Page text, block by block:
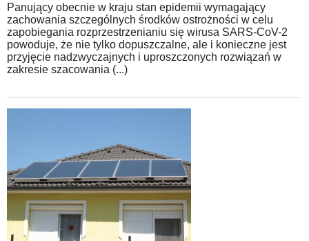
Panujący obecnie w kraju stan epidemii wymagający
zachowania szczególnych środków ostrożności w celu
zapobiegania rozprzestrzenianiu się wirusa SARS-CoV-2
powoduje, że nie tylko dopuszczalne, ale i konieczne jest
przyjęcie nadzwyczajnych i uproszczonych rozwiązań w
zakresie szacowania (...)